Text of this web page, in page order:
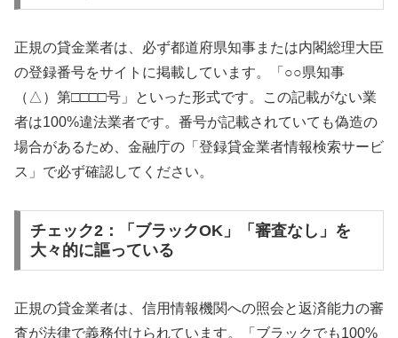
正規の貸金業者は、必ず都道府県知事または内閣総理大臣
の登録番号をサイトに掲載しています。「○○県知事
（△）第□□□□号」といった形式です。この記載がない業
者は100%違法業者です。番号が記載されていても偽造の
場合があるため、金融庁の「登録貸金業者情報検索サービ
ス」で必ず確認してください。
チェック2：「ブラックOK」「審査なし」を
大々的に謳っている
正規の貸金業者は、信用情報機関への照会と返済能力の審
査が法律で義務付けられています。「ブラックでも100%